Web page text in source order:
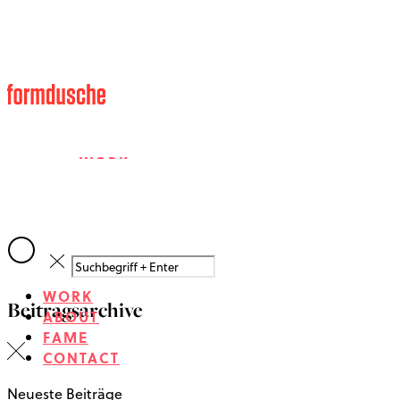
WORK
FAME
CONTACT
WORK
ABOUT
FAME
CONTACT
Beitragsarchive
Neueste Beiträge